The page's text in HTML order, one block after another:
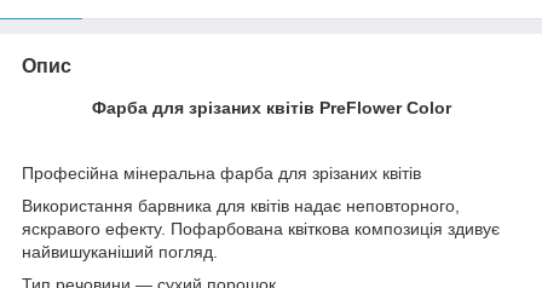
Опис
Фарба для зрізаних квітів PreFlower Color
Професійна мінеральна фарба для зрізаних квітів
Використання барвника для квітів надає неповторного,
яскравого ефекту. Пофарбована квіткова композиція здивує
найвишуканіший погляд.
Тип речовини — сухий порошок.